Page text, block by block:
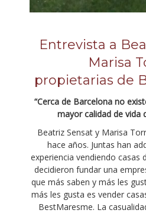
Entrevista a
Marisa
propietarias de
“Cerca de Barcelona no
mayor calidad de vida
Beatriz Sensat y Marisa
hace años. Juntas han
experiencia vendiendo casas
decidieron fundar una
que más saben y más les
más les gusta es vender
BestMaresme. La